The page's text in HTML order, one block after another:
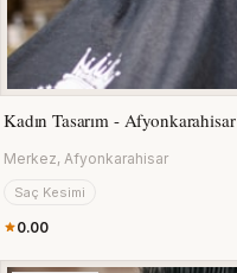
Kadın Tasarım - Afyonkarahisar
Merkez, Afyonkarahisar
Saç Kesimi
0.00